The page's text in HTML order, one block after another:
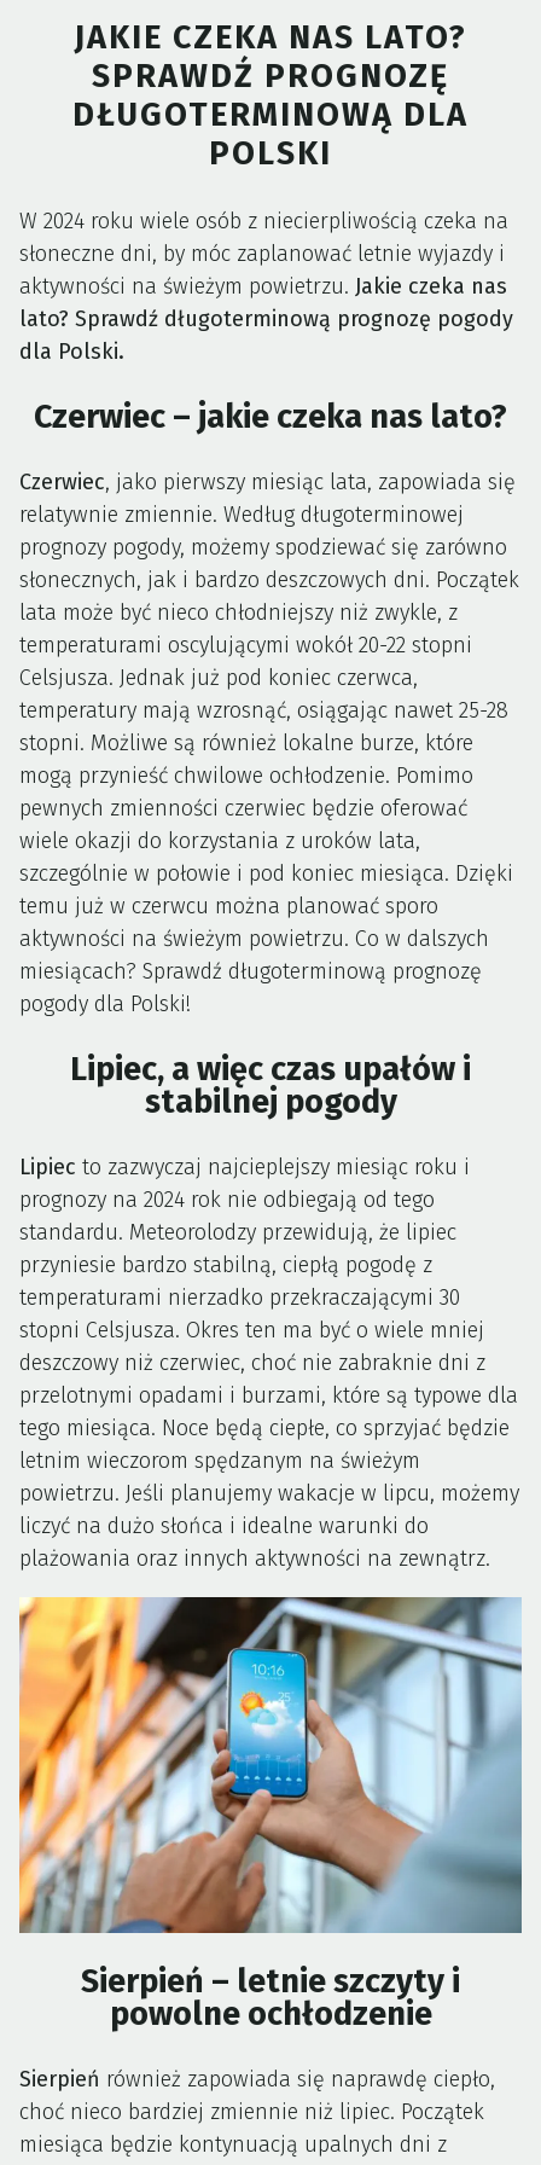
JAKIE CZEKA NAS LATO?
SPRAWDŹ PROGNOZĘ
DŁUGOTERMINOWĄ DLA
POLSKI
W 2024 roku wiele osób z niecierpliwością czeka na
słoneczne dni, by móc zaplanować letnie wyjazdy i
aktywności na świeżym powietrzu. Jakie czeka nas
lato? Sprawdź długoterminową prognozę pogody
dla Polski.
Czerwiec – jakie czeka nas lato?
Czerwiec, jako pierwszy miesiąc lata, zapowiada się
relatywnie zmiennie. Według długoterminowej
prognozy pogody, możemy spodziewać się zarówno
słonecznych, jak i bardzo deszczowych dni. Początek
lata może być nieco chłodniejszy niż zwykle, z
temperaturami oscylującymi wokół 20-22 stopni
Celsjusza. Jednak już pod koniec czerwca,
temperatury mają wzrosnąć, osiągając nawet 25-28
stopni. Możliwe są również lokalne burze, które
mogą przynieść chwilowe ochłodzenie. Pomimo
pewnych zmienności czerwiec będzie oferować
wiele okazji do korzystania z uroków lata,
szczególnie w połowie i pod koniec miesiąca. Dzięki
temu już w czerwcu można planować sporo
aktywności na świeżym powietrzu. Co w dalszych
miesiącach? Sprawdź długoterminową prognozę
pogody dla Polski!
Lipiec, a więc czas upałów i
stabilnej pogody
Lipiec to zazwyczaj najcieplejszy miesiąc roku i
prognozy na 2024 rok nie odbiegają od tego
standardu. Meteorolodzy przewidują, że lipiec
przyniesie bardzo stabilną, ciepłą pogodę z
temperaturami nierzadko przekraczającymi 30
stopni Celsjusza. Okres ten ma być o wiele mniej
deszczowy niż czerwiec, choć nie zabraknie dni z
przelotnymi opadami i burzami, które są typowe dla
tego miesiąca. Noce będą ciepłe, co sprzyjać będzie
letnim wieczorom spędzanym na świeżym
powietrzu. Jeśli planujemy wakacje w lipcu, możemy
liczyć na dużo słońca i idealne warunki do
plażowania oraz innych aktywności na zewnątrz.
Sierpień – letnie szczyty i
powolne ochłodzenie
Sierpień również zapowiada się naprawdę ciepło,
choć nieco bardziej zmiennie niż lipiec. Początek
miesiąca będzie kontynuacją upalnych dni z